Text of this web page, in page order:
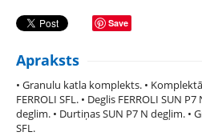
Save
Apraksts
• Granulu katla komplekts. •
FERROLI SFL. • Deglis FERROLI SUN
deglim. • Durtiņas SUN P7 N degļim. •
SFL.